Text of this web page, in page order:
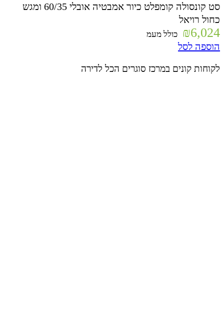
סט קונסולה קומפלט כיור אמבטיה אובלי 60/35 ומגש
כחול רויאל
₪6,024 כולל מעמ
הוספה לסל
לקוחות קונים במרכז סוגרים הכל לדירה